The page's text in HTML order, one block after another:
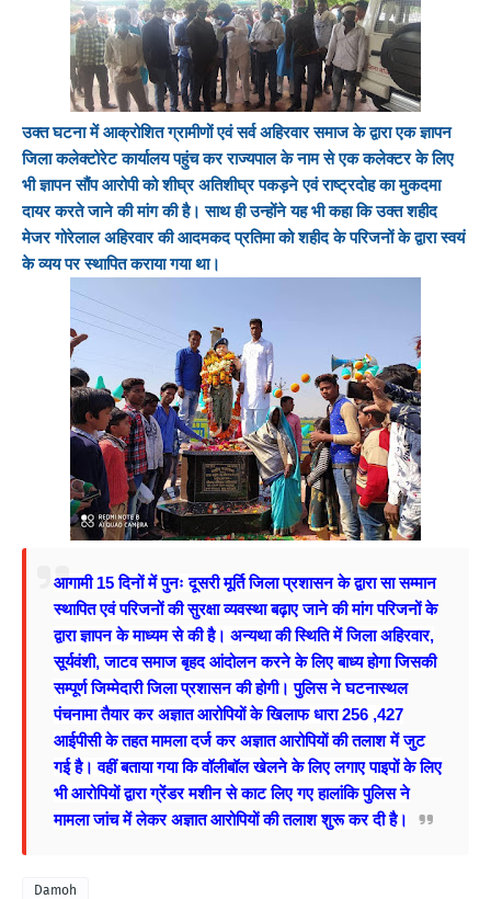
उक्त घटना में आक्रोशित ग्रामीणों एवं सर्व अहिरवार समाज के द्वारा एक ज्ञापन
जिला कलेक्टोरेट कार्यालय पहुंच कर राज्यपाल के नाम से एक कलेक्टर के लिए
भी ज्ञापन सौंप आरोपी को शीघ्र अतिशीघ्र पकड़ने एवं राष्ट्रदोह का मुकदमा
दायर करते जाने की मांग की है। साथ ही उन्होंने यह भी कहा कि उक्त शहीद
मेजर गोरेलाल अहिरवार की आदमकद प्रतिमा को शहीद के परिजनों के द्वारा स्वयं
के व्यय पर स्थापित कराया गया था।
आगामी 15 दिनों में पुनः दूसरी मूर्ति जिला प्रशासन के द्वारा सा सम्मान
स्थापित एवं परिजनों की सुरक्षा व्यवस्था बढ़ाए जाने की मांग परिजनों के
द्वारा ज्ञापन के माध्यम से की है। अन्यथा की स्थिति में जिला अहिरवार,
सूर्यवंशी, जाटव समाज बृहद आंदोलन करने के लिए बाध्य होगा जिसकी
सम्पूर्ण जिम्मेदारी जिला प्रशासन की होगी।पुलिस ने घटनास्थल
पंचनामा तैयार कर अज्ञात आरोपियों के खिलाफ धारा 256 ,427
आईपीसी के तहत मामला दर्ज कर अज्ञात आरोपियों की तलाश में जुट
गई है। वहीं बताया गया कि वॉलीबॉल खेलने के लिए लगाए पाइपों के लिए
भी आरोपियों द्वारा ग्रेंडर मशीन से काट लिए गए हालांकि पुलिस ने
मामला जांच में लेकर अज्ञात आरोपियों की तलाश शुरू कर दी है।
Damoh